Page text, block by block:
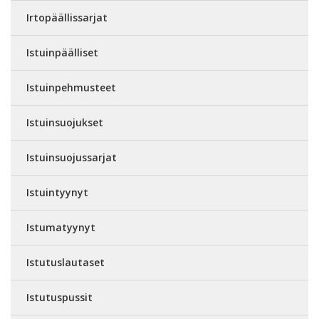
Irtopäällissarjat
Istuinpäälliset
Istuinpehmusteet
Istuinsuojukset
Istuinsuojussarjat
Istuintyynyt
Istumatyynyt
Istutuslautaset
Istutuspussit